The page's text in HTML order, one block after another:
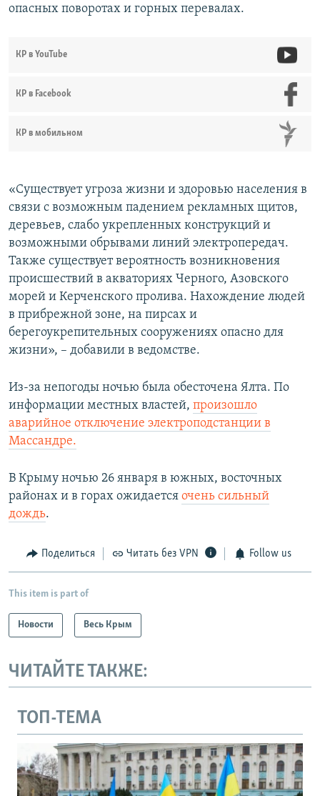
опасных поворотах и горных перевалах.
КР в YouTube
КР в Facebook
КР в мобильном
«Существует угроза жизни и здоровью населения в
связи с возможным падением рекламных щитов,
деревьев, слабо укрепленных конструкций и
возможными обрывами линий электропередач.
Также существует вероятность возникновения
происшествий в акваториях Черного, Азовского
морей и Керченского пролива. Нахождение людей
в прибрежной зоне, на пирсах и
берегоукрепительных сооружениях опасно для
жизни», – добавили в ведомстве.
Из-за непогоды ночью была обесточена Ялта. По
информации местных властей, произошло
аварийное отключение электроподстанции в
Массандре.
В Крыму ночью 26 января в южных, восточных
районах и в горах ожидается очень сильный
дождь.
Поделиться Читать без VPN Follow us
This item is part of
Новости Весь Крым
ЧИТАЙТЕ ТАКЖЕ:
ТОП-ТЕМА